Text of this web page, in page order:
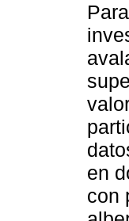
en
con